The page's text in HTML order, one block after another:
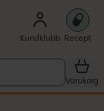
Kundklubb Recept
Varukorg